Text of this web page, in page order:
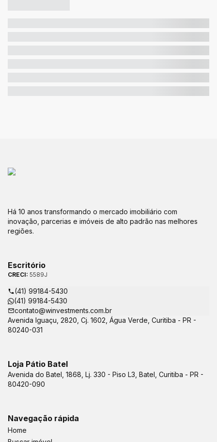
Há 10 anos transformando o mercado imobiliário com
inovação, parcerias e imóveis de alto padrão nas melhores
regiões.
Escritório
CRECI: 5589J
(41) 99184-5430
(41) 99184-5430
contato@winvestments.com.br
Avenida Iguaçu, 2820, Cj. 1602, Água Verde, Curitiba - PR -
80240-031
Loja Pátio Batel
Avenida do Batel, 1868, Lj. 330 - Piso L3, Batel, Curitiba - PR -
80420-090
Navegação rápida
Home